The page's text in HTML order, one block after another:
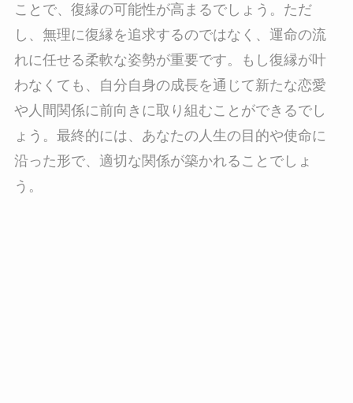
ことで、復縁の可能性が高まるでしょう。ただ
し、無理に復縁を追求するのではなく、運命の流
れに任せる柔軟な姿勢が重要です。もし復縁が叶
わなくても、自分自身の成長を通じて新たな恋愛
や人間関係に前向きに取り組むことができるでし
ょう。最終的には、あなたの人生の目的や使命に
沿った形で、適切な関係が築かれることでしょ
う。